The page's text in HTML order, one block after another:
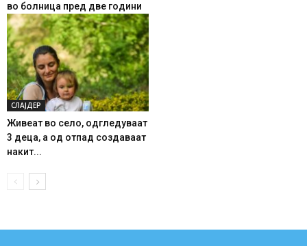
во болница пред две години
СЛАЈДЕР
Живеат во село, одгледуваат
3 деца, а од отпад создаваат
накит...